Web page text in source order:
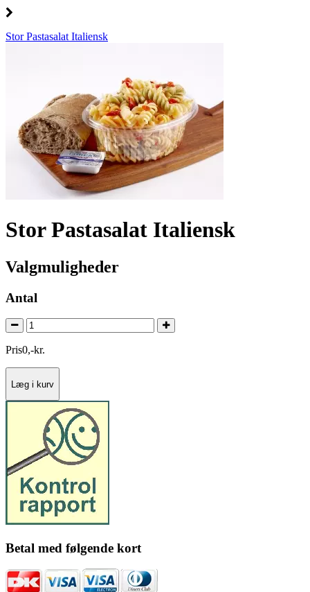
Stor Pastasalat Italiensk
Stor Pastasalat Italiensk
Valgmuligheder
Antal
Pris0,-kr.
Læg i kurv
Betal med følgende kort